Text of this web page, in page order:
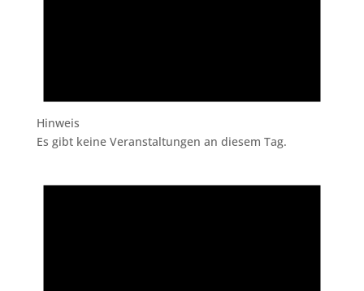
Hinweis
Es gibt keine Veranstaltungen an diesem Tag.